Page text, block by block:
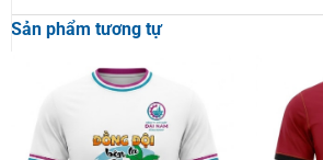
Sản phẩm tương tự